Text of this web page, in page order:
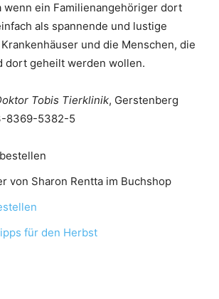
wenn ein Familienangehöriger dort
als spannende und lustige
und die Menschen, die
dort geheilt werden wollen.
Tobis Tierklinik, Gerstenberg
8369-5382-5
von Sharon Rentta im Buchshop
für den Herbst